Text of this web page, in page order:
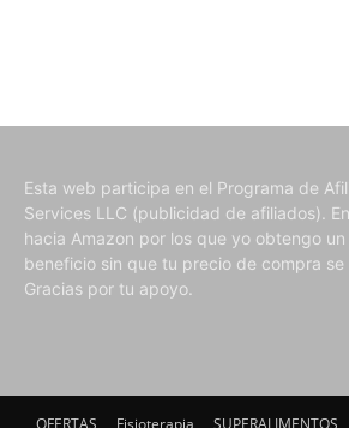
Esta web participa en el Programa de
Services LLC (publicidad de afiliados).
hacia Amazon por los que yo obtengo
beneficio sin que tu precio de compra se
Gracias por tu apoyo.
OFERTAS Fisioterapia SUPERALIMENTOS